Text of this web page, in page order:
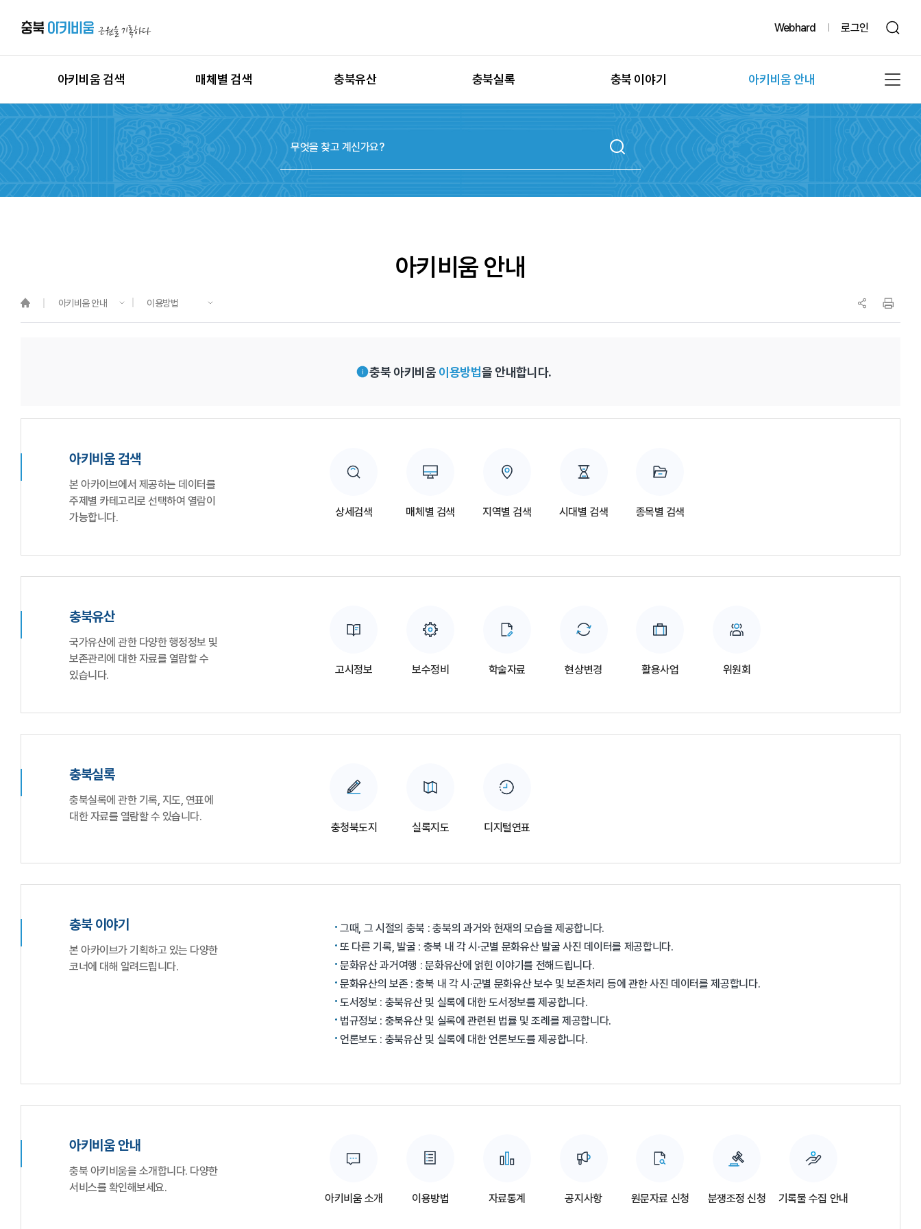
Webhard 로그인
아키비움 검색
상세검색
지역별 검색
시대별 검색
매체별 검색
이미지
동영상
음원
충북유산
유산별 보수정비
충북실록 충북 이야기
그때, 그 시절의 충북
또 다른 기록, 발굴
문화유산의 과거여행
아키비움 안내
공지사항
아키비움 소개
이용방법
아키비움 안내
아키비움 안내 이용방법
충북 아키비움 이용방법을 안내합니다.
아키비움 검색
본 아카이브에서 제공하는 데이터를
주제별 카테고리로 선택하여 열람이
가능합니다.
상세검색 매체별 검색 지역별 검색 시대별 검색 종목별 검색
충북유산
국가유산에 관한 다양한 행정정보 및
보존관리에 대한 자료를 열람할 수
있습니다.
고시정보 보수정비 학술자료 현상변경 활용사업 위원회
충북실록
충북실록에 관한 기록, 지도, 연표에
대한 자료를 열람할 수 있습니다.
충청북도지
실록지도 디지털연표
충북 이야기
본 아카이브가 기획하고 있는 다양한
코너에 대해 알려드립니다.
그때, 그 시절의 충북 : 충북의 과거와 현재의 모습을 제공합니다.
또 다른 기록, 발굴 : 충북 내 각 시·군별 문화유산 발굴 사진 데이터를 제공합니다.
문화유산 과거여행 : 문화유산에 얽힌 이야기를 전해드립니다.
문화유산의 보존 : 충북 내 각 시·군별 문화유산 보수 및 보존처리 등에 관한 사진 데이터를 제공합니다.
도서정보 : 충북유산 및 실록에 대한 도서정보를 제공합니다.
법규정보 : 충북유산 및 실록에 관련된 법률 및 조례를 제공합니다.
언론보도 : 충북유산 및 실록에 대한 언론보도를 제공합니다.
아키비움 안내
충북 아키비움을 소개합니다. 다양한
서비스를 확인해보세요.
아키비움 소개
이용방법 자료통계 공지사항 원문자료 신청 분쟁조정 신청 기록물 수집 안내